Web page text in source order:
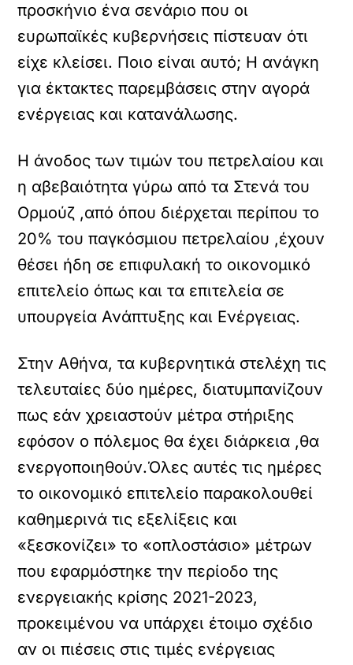
προσκήνιο ένα σενάριο που οι
ευρωπαϊκές κυβερνήσεις πίστευαν ότι
είχε κλείσει. Ποιο είναι αυτό; Η ανάγκη
για έκτακτες παρεμβάσεις στην αγορά
ενέργειας και κατανάλωσης.
Η άνοδος των τιμών του πετρελαίου και
η αβεβαιότητα γύρω από τα Στενά του
Ορμούζ ,από όπου διέρχεται περίπου το
20% του παγκόσμιου πετρελαίου ,έχουν
θέσει ήδη σε επιφυλακή το οικονομικό
επιτελείο όπως και τα επιτελεία σε
υπουργεία Ανάπτυξης και Ενέργειας.
Στην Αθήνα, τα κυβερνητικά στελέχη τις
τελευταίες δύο ημέρες, διατυμπανίζουν
πως εάν χρειαστούν μέτρα στήριξης
εφόσον ο πόλεμος θα έχει διάρκεια ,θα
ενεργοποιηθούν.Όλες αυτές τις ημέρες
το οικονομικό επιτελείο παρακολουθεί
καθημερινά τις εξελίξεις και
«ξεσκονίζει» το «οπλοστάσιο» μέτρων
που εφαρμόστηκε την περίοδο της
ενεργειακής κρίσης 2021-2023,
προκειμένου να υπάρχει έτοιμο σχέδιο
αν οι πιέσεις στις τιμές ενέργειας